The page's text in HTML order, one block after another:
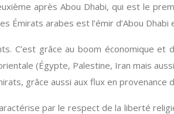
après Abou Dhabi, qui est le
arabes est l’émir d’Abou
C’est grâce au boom économique
(Égypte, Palestine, Iran mais
grâce aussi aux flux en provenance
par le respect de la liberté